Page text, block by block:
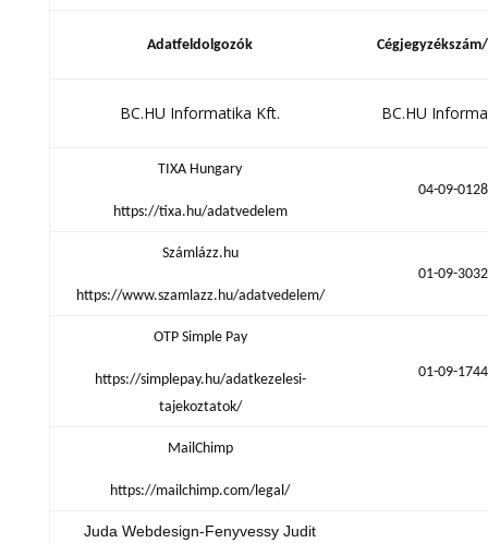
Adatfeldolgozók
BC.HU Informatika Kft. BC.HU
TIXA Hungary
https://tixa.hu/adatvedelem
04-09-
Számlázz.hu
https://www.szamlazz.hu/adatvedelem/
01-09-
OTP Simple Pay
https://simplepay.hu/adatkezelesi-
tajekoztatok/
01-09-
MailChimp
https://mailchimp.com/legal/
Juda Webdesign-Fenyvessy Judit